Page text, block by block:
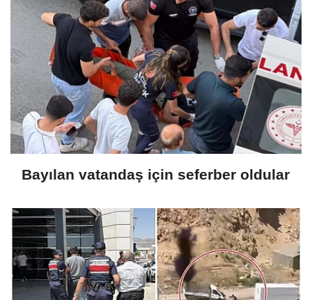
Bayılan vatandaş için seferber oldular